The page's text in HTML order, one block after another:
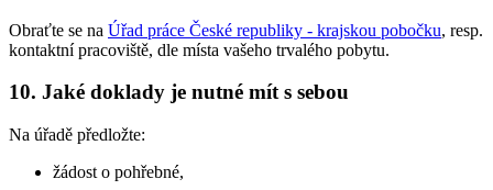
Obraťte se na Úřad práce České republiky - krajskou pobočku, resp.
kontaktní pracoviště, dle místa vašeho trvalého pobytu.
10. Jaké doklady je nutné mít s sebou
Na úřadě předložte:
žádost o pohřebné,